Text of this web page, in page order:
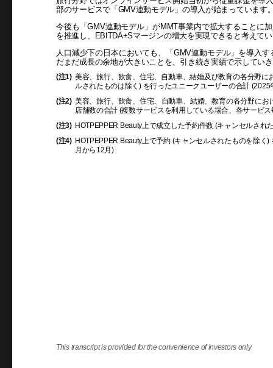
部のサービスで「GMV連動モデル」の導入が始まっています
今後も「GMV連動モデル」がMMT事業内で拡大することに
を推進し、EBITDA+Sマージンの増大を実現できると考えて
人口減少下の日本においても、「GMV連動モデル」を導入
だまだ成長の余地が大きいことを、引き続き実績で示してい
(注1) 美容、旅行、飲食、住宅、自動車、結婚及び教育の各分野
ルされたものは除く) を行ったユニークユーザーの合計 (2025
(注2) 美容、旅行、飲食、住宅、自動車、結婚、教育の各分野に
店舗数の合計 (複数サービスを利用している場合、各サービ
(注3) HOTPEPPER Beauty上で成立した予約件数 (キャンセルされ
(注4) HOTPEPPER Beauty上で予約 (キャンセルされたものを除
月から12月)
This transcript is provided for the convenience of investors only